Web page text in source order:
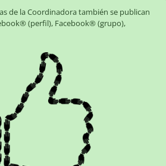
de la Coordinadora también se publican
(perfil), Facebook® (grupo),